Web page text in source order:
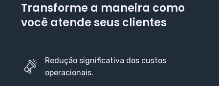
Transforme a maneira como
você atende seus clientes
Redução significativa dos custos
operacionais.